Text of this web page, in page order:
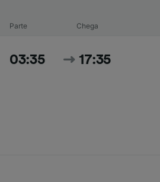
Parte Chega
03:35 17:35